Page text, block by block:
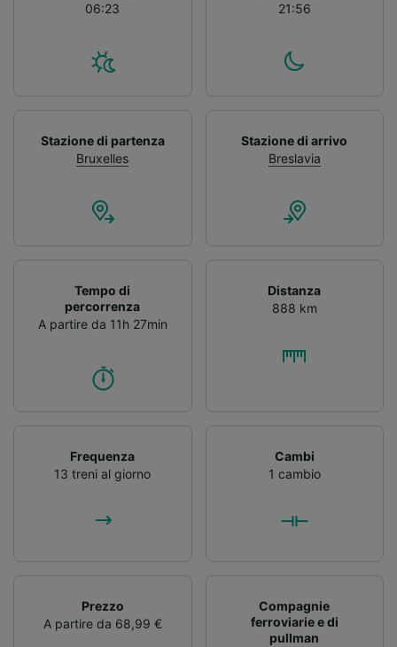
06:23
21:56
Stazione di partenza
Bruxelles
Stazione di arrivo
Breslavia
Tempo di
percorrenza
A partire da 11h 27min
Distanza
888 km
Frequenza
13 treni al giorno
Cambi
1 cambio
Prezzo
A partire da 68,99 €
Compagnie
ferroviarie e di
pullman